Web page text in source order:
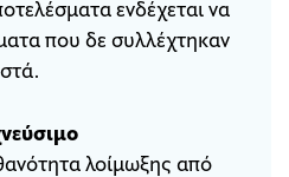
ενδέχεται να
που δε συλλέχτηκαν
λοίμωξης από